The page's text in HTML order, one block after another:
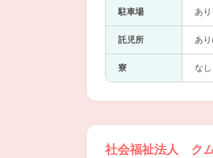
駐車場 あり
託児所 あ
寮 なし
社会福祉法人 ク